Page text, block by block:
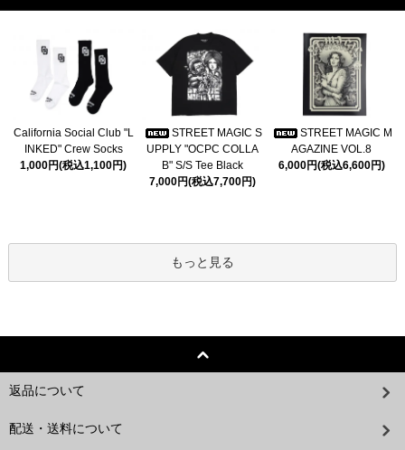
California Social Club "L
INKED" Crew Socks
1,000円(税込1,100円)
STREET MAGIC S
UPPLY "OCPC COLLA
B" S/S Tee Black
7,000円(税込7,700円)
STREET MAGIC M
AGAZINE VOL.8
6,000円(税込6,600円)
もっと見る
返品について
配送・送料について